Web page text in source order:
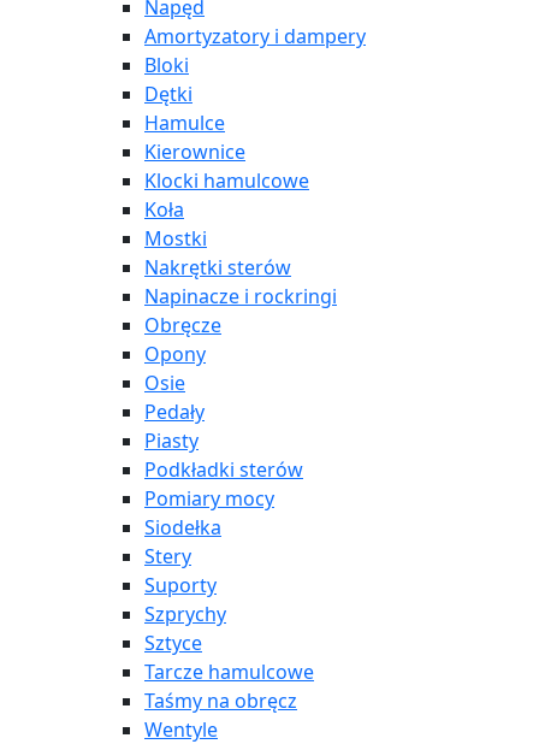
Napęd
Amortyzatory i dampery
Bloki
Dętki
Hamulce
Kierownice
Klocki hamulcowe
Koła
Mostki
Nakrętki sterów
Napinacze i rockringi
Obręcze
Opony
Osie
Pedały
Piasty
Podkładki sterów
Pomiary mocy
Siodełka
Stery
Suporty
Szprychy
Sztyce
Tarcze hamulcowe
Taśmy na obręcz
Wentyle